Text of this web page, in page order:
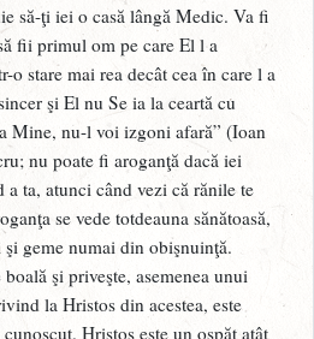
să-ţi iei o casă lângă Medic. Va fi
fii primul om pe care El l a
o stare mai rea decât cea în care l a
şi El nu Se ia la ceartă cu
Mine, nu-l voi izgoni afară” (Ioan
nu poate fi aroganţă dacă iei
ta, atunci când vezi că rănile te
se vede totdeauna sănătoasă,
geme numai din obişnuinţă.
şi priveşte, asemenea unui
la Hristos din acestea, este
Hristos este un ospăţ atât